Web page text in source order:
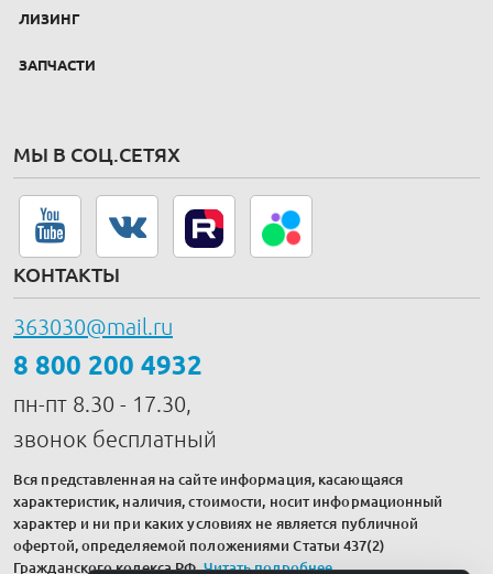
ЛИЗИНГ
ЗАПЧАСТИ
МЫ В СОЦ.СЕТЯХ
КОНТАКТЫ
363030@mail.ru
8 800 200 4932
пн-пт 8.30 - 17.30,
звонок бесплатный
Вся представленная на сайте информация, касающаяся
характеристик, наличия, стоимости, носит информационный
характер и ни при каких условиях не является публичной
офертой, определяемой положениями Статьи 437(2)
Гражданского кодекса РФ.Читать подробнее.